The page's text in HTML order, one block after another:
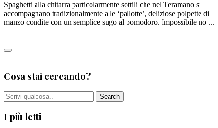
Spaghetti alla chitarra particolarmente sottili che nel Teramano si
accompagnano tradizionalmente alle ‘pallotte’, deliziose polpette di
manzo condite con un semplice sugo al pomodoro. Impossibile no ...
Cosa stai cercando?
I più letti